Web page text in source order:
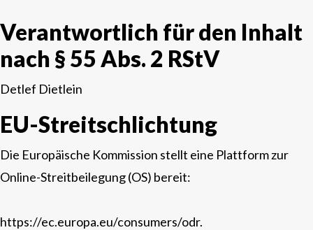
Verantwortlich für den Inhalt
nach § 55 Abs. 2 RStV
Detlef Dietlein
EU-Streitschlichtung
Die Europäische Kommission stellt eine Plattform zur
Online-Streitbeilegung (OS) bereit:
https://ec.europa.eu/consumers/odr.